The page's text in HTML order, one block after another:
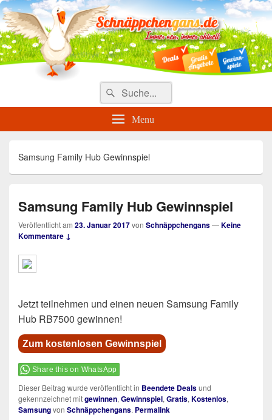
Täglich die besten Gewinnspiele
und Angebote
Search
for:
Suche
Menu
Samsung Family Hub Gewinnspiel
Samsung Family Hub Gewinnspiel
Veröffentlicht am 23. Januar 2017von Schnäppchengans—Keine
Kommentare ↓
Jetzt teilnehmen und einen neuen Samsung Family
Hub RB7500 gewinnen!
Zum kostenlosen Gewinnspiel
Share this on WhatsApp
Dieser Beitrag wurde veröffentlicht in Beendete Dealsund
gekennzeichnet mitgewinnen, Gewinnspiel, Gratis, Kostenlos,
Samsungvon Schnäppchengans. Permalink